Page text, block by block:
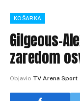
KOŠARKA
Gilgeous-
zaredom
Objavio TV Arena Sport